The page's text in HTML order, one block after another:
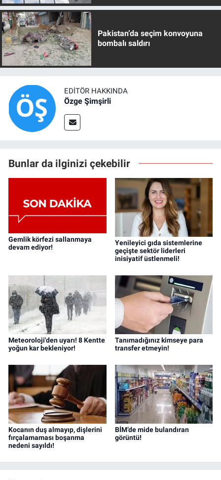
Pakistan’da seçim konvoyuna
bombalı saldırı
EDITÖR HAKKINDA
Özge Şimşirli
Bunlar da ilginizi çekebilir
Gemlik körfezi sallanmaya
devam ediyor!
Yenileyici gıda sistemlerine
geçişte sektör liderleri
inisiyatif üstlenmeli!
Meteoroloji'den uyarı! 8 Kentte
yoğun kar bekleniyor!
Tanımadığınız kimseye para
transfer etmeyin!
Kocanın duş almayıp, dişlerini
fırçalamaması boşanma
nedeni sayıldı!
BİM’de mide bulandıran
görüntü!